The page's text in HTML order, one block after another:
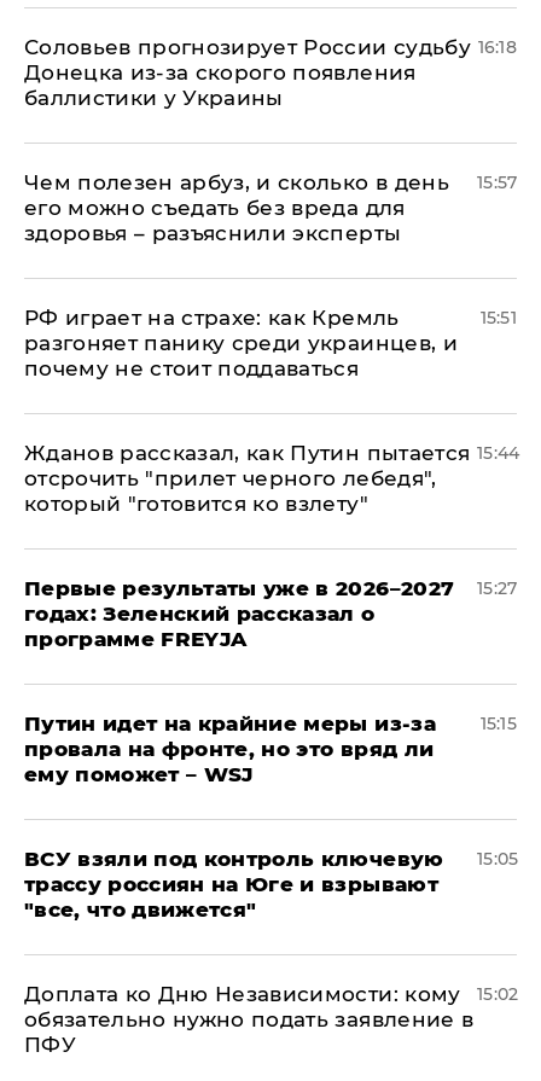
Соловьев прогнозирует России судьбу
Донецка из-за скорого появления
баллистики у Украины
16:18
Чем полезен арбуз, и сколько в день
его можно съедать без вреда для
здоровья – разъяснили эксперты
15:57
РФ играет на страхе: как Кремль
разгоняет панику среди украинцев, и
почему не стоит поддаваться
15:51
Жданов рассказал, как Путин пытается
отсрочить "прилет черного лебедя",
который "готовится ко взлету"
15:44
Первые результаты уже в 2026–2027
годах: Зеленский рассказал о
программе FREYJA
15:27
Путин идет на крайние меры из-за
провала на фронте, но это вряд ли
ему поможет – WSJ
15:15
ВСУ взяли под контроль ключевую
трассу россиян на Юге и взрывают
"все, что движется"
15:05
Доплата ко Дню Независимости: кому
обязательно нужно подать заявление в
ПФУ
15:02